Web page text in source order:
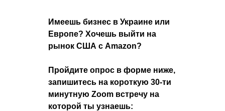
Имеешь бизнес в Украине или
Европе? Хочешь выйти на
рынок США с Amazon?
Пройдите опрос в форме ниже,
запишитесь на короткую 30-ти
минутную Zoom встречу на
которой ты узнаешь: